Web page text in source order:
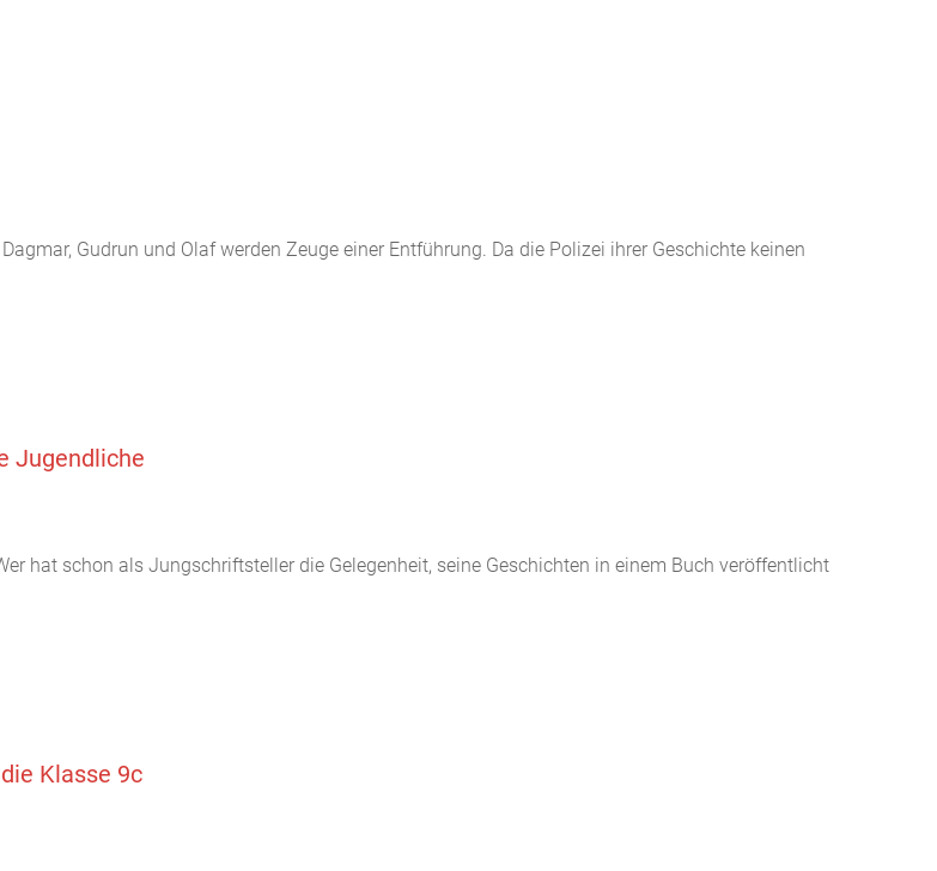
Gudrun und Olaf werden Zeuge einer Entführung. Da die Polizei ihrer Geschichte keinen
Jugendliche
hat schon als Jungschriftsteller die Gelegenheit, seine Geschichten in einem Buch veröffentlicht
Klasse 9c